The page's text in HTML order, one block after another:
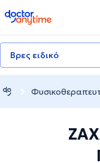
doctoranytime
Βρες ειδικό